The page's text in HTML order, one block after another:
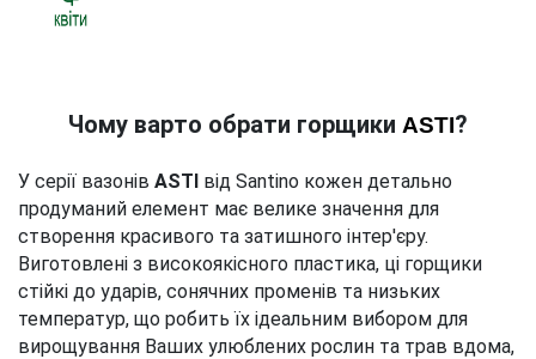
Чому варто обрати горщики ASTI?
У серії вазонів ASTI від Santino кожен детально
продуманий елемент має велике значення для
створення красивого та затишного інтер'єру.
Виготовлені з високоякісного пластика, ці горщики
стійкі до ударів, сонячних променів та низьких
температур, що робить їх ідеальним вибором для
вирощування Ваших улюблених рослин та трав вдома,